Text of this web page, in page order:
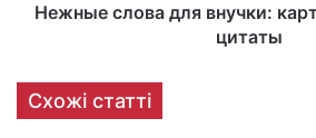
Нежные слова для внучки:
цитаты
Схожі статті